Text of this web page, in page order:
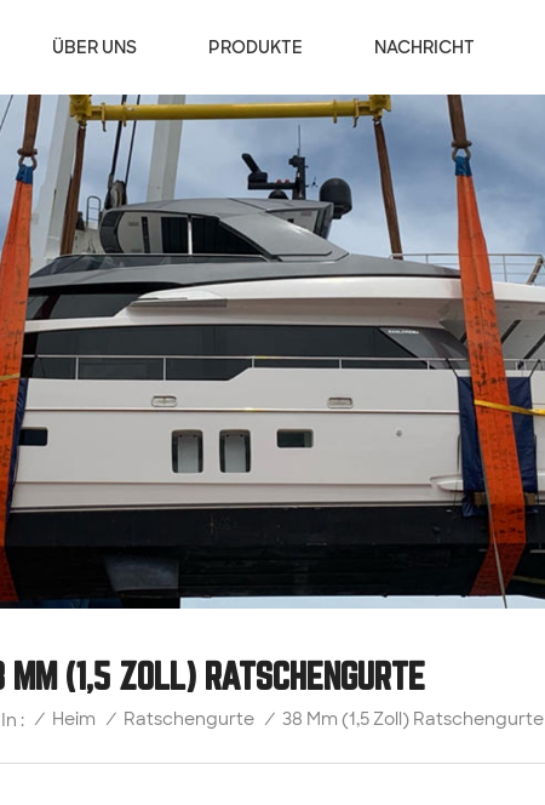
ÜBER UNS PRODUKTE NACHRICHT
MM (1,5 ZOLL) RATSCHENGURTE
: / Heim / Ratschengurte / 38 Mm (1,5 Zoll) Ratschengurte